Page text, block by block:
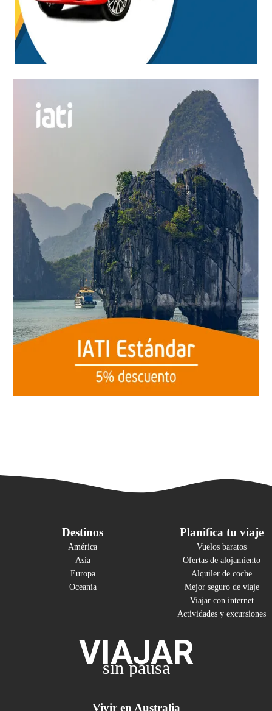
Destinos
América
Asia
Europa
Oceanía
Planifica tu viaje
Vuelos baratos
Ofertas de alojamiento
Alquiler de coche
Mejor seguro de viaje
Viajar con internet
Actividades y excursiones
VIAJAR
sin pausa
Vivir en Australia